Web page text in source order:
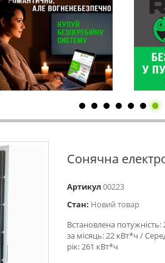
Cонячна
Артикул00223
Стан: Новий товар
Встановлена
за місяць: 22 кВт*ч /
рік: 261 кВт*ч